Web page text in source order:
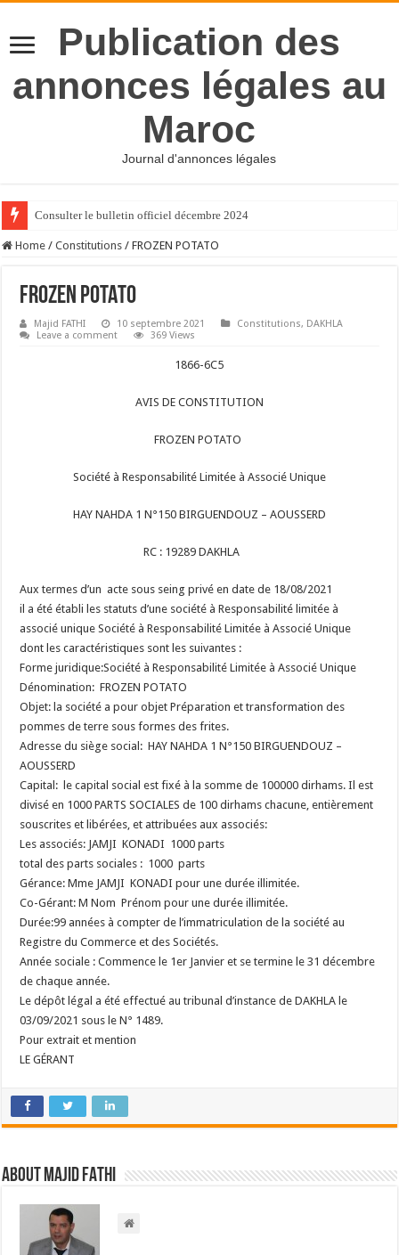
Publication des
annonces légales au
Maroc
Journal d'annonces légales
Consulter le bulletin officiel décembre 2024
Home / Constitutions / FROZEN POTATO
FROZEN POTATO
Majid FATHI 10 septembre 2021 Constitutions, DAKHLA
Leave a comment
369 Views
1866-6C5
AVIS DE CONSTITUTION
FROZEN POTATO
Société à Responsabilité Limitée à Associé Unique
HAY NAHDA 1 N°150 BIRGUENDOUZ – AOUSSERD
RC : 19289 DAKHLA
Aux termes d’un acte sous seing privé en date de 18/08/2021
il a été établi les statuts d’une société à Responsabilité limitée à
associé unique Société à Responsabilité Limitée à Associé Unique
dont les caractéristiques sont les suivantes :
Forme juridique:Société à Responsabilité Limitée à Associé Unique
Dénomination: FROZEN POTATO
Objet: la société a pour objet Préparation et transformation des
pommes de terre sous formes des frites.
Adresse du siège social: HAY NAHDA 1 N°150 BIRGUENDOUZ –
AOUSSERD
Capital: le capital social est fixé à la somme de 100000 dirhams. Il est
divisé en 1000 PARTS SOCIALES de 100 dirhams chacune, entièrement
souscrites et libérées, et attribuées aux associés:
Les associés: JAMJI KONADI 1000 parts
total des parts sociales : 1000 parts
Gérance: Mme JAMJI KONADI pour une durée illimitée.
Co-Gérant: M Nom Prénom pour une durée illimitée.
Durée:99 années à compter de l’immatriculation de la société au
Registre du Commerce et des Sociétés.
Année sociale : Commence le 1er Janvier et se termine le 31 décembre
de chaque année.
Le dépôt légal a été effectué au tribunal d’instance de DAKHLA le
03/09/2021 sous le N° 1489.
Pour extrait et mention
LE GÉRANT
About Majid FATHI